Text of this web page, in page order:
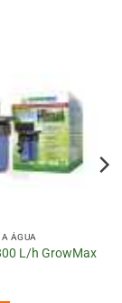
ÁGUA
L/h GrowMax